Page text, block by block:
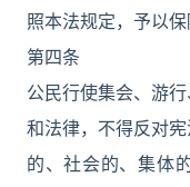
照本法规定，予以保
第四条
公民行使集会、游
和法律，不得反对
的、社会的、集体